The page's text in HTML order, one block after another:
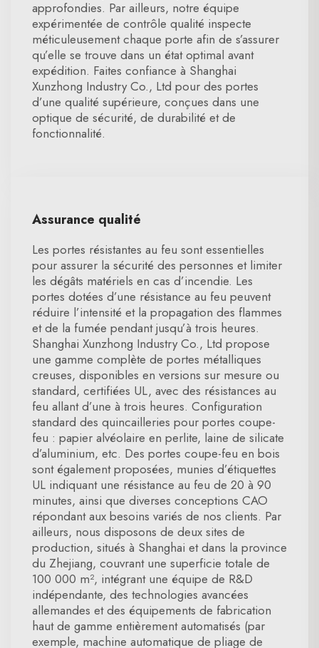
approfondies. Par ailleurs, notre équipe
expérimentée de contrôle qualité inspecte
méticuleusement chaque porte afin de s’assurer
qu’elle se trouve dans un état optimal avant
expédition. Faites confiance à Shanghai
Xunzhong Industry Co., Ltd pour des portes
d’une qualité supérieure, conçues dans une
optique de sécurité, de durabilité et de
fonctionnalité.
Assurance qualité
Les portes résistantes au feu sont essentielles
pour assurer la sécurité des personnes et limiter
les dégâts matériels en cas d’incendie. Les
portes dotées d’une résistance au feu peuvent
réduire l’intensité et la propagation des flammes
et de la fumée pendant jusqu’à trois heures.
Shanghai Xunzhong Industry Co., Ltd propose
une gamme complète de portes métalliques
creuses, disponibles en versions sur mesure ou
standard, certifiées UL, avec des résistances au
feu allant d’une à trois heures. Configuration
standard des quincailleries pour portes coupe-
feu : papier alvéolaire en perlite, laine de silicate
d’aluminium, etc. Des portes coupe-feu en bois
sont également proposées, munies d’étiquettes
UL indiquant une résistance au feu de 20 à 90
minutes, ainsi que diverses conceptions CAO
répondant aux besoins variés de nos clients. Par
ailleurs, nous disposons de deux sites de
production, situés à Shanghai et dans la province
du Zhejiang, couvrant une superficie totale de
100 000 m², intégrant une équipe de R&D
indépendante, des technologies avancées
allemandes et des équipements de fabrication
haut de gamme entièrement automatisés (par
exemple, machine automatique de pliage de